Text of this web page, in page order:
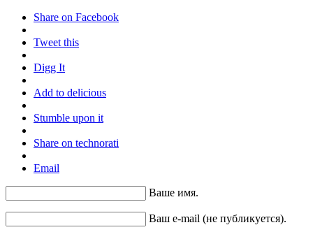
Share on Facebook
Tweet this
Digg It
Add to delicious
Stumble upon it
Share on technorati
Email
Ваше имя.
Ваш e-mail (не публикуется).